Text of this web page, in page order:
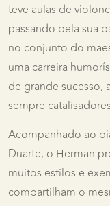
teve aulas de
passando pela sua
no conjunto do
uma carreira
de grande sucesso,
sempre
Acompanhado ao
Duarte, o Herman
muitos estilos e
compartilham o